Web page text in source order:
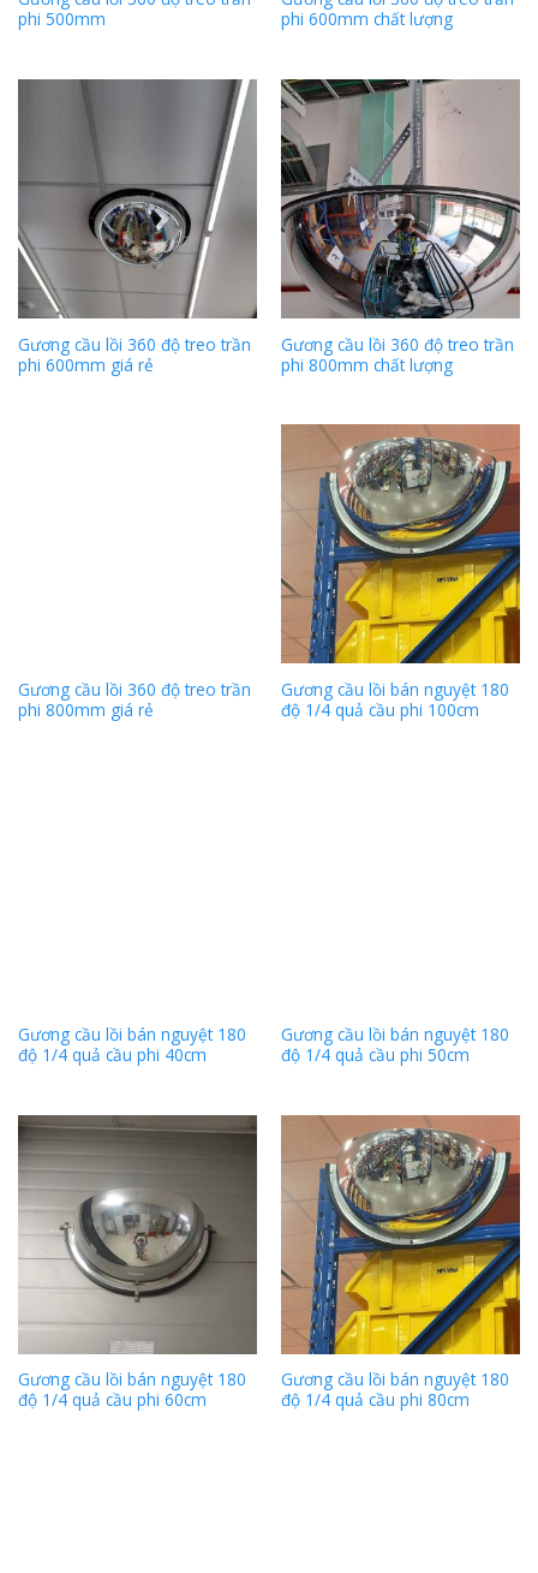
phi 500mm
phi 600mm chất lượng
Gương cầu lồi 360 độ treo trần
phi 600mm giá rẻ
Gương cầu lồi 360 độ treo trần
phi 800mm chất lượng
Gương cầu lồi 360 độ treo trần
phi 800mm giá rẻ
Gương cầu lồi bán nguyệt 180
độ 1/4 quả cầu phi 100cm
Gương cầu lồi bán nguyệt 180
độ 1/4 quả cầu phi 40cm
Gương cầu lồi bán nguyệt 180
độ 1/4 quả cầu phi 50cm
Gương cầu lồi bán nguyệt 180
độ 1/4 quả cầu phi 60cm
Gương cầu lồi bán nguyệt 180
độ 1/4 quả cầu phi 80cm